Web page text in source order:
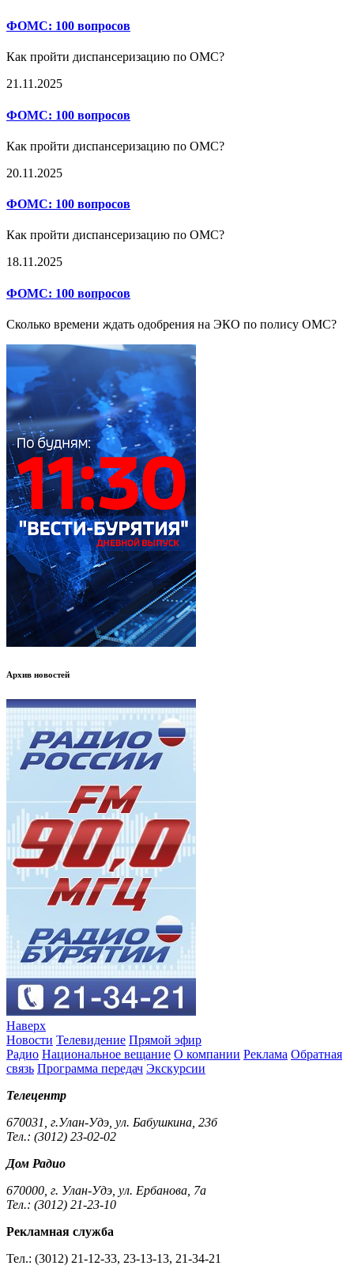
ФОМС: 100 вопросов
Как пройти диспансеризацию по ОМС?
21.11.2025
ФОМС: 100 вопросов
Как пройти диспансеризацию по ОМС?
20.11.2025
ФОМС: 100 вопросов
Как пройти диспансеризацию по ОМС?
18.11.2025
ФОМС: 100 вопросов
Сколько времени ждать одобрения на ЭКО по полису ОМС?
Архив новостей
Наверх
Новости Телевидение Прямой эфир
Радио Национальное вещание О компании Реклама Обратная
связь Программа передач Экскурсии
Телецентр
670031, г.Улан-Удэ, ул. Бабушкина, 23б
Тел.: (3012) 23-02-02
Дом Радио
670000, г. Улан-Удэ, ул. Ербанова, 7а
Тел.: (3012) 21-23-10
Рекламная служба
Тел.: (3012) 21-12-33, 23-13-13, 21-34-21